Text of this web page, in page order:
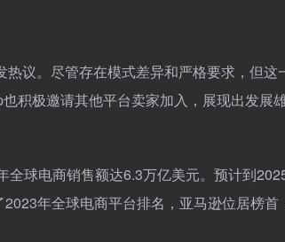
议。尽管存在模式差异和严格要求，但这
积极邀请其他平台卖家加入，展现出发展雄
球电商销售额达6.3万亿美元。预计到
年全球电商平台排名，亚马逊位居榜首